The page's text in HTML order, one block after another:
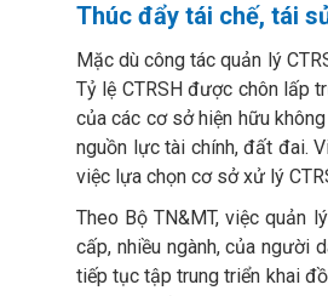
Thúc đẩy tái chế, tái
Mặc dù công tác quản lý
Tỷ lệ CTRSH được chôn lấp
của các cơ sở hiện hữu
nguồn lực tài chính, đất đai.
việc lựa chọn cơ sở xử lý
Theo Bộ TN&MT, việc quản
cấp, nhiều ngành, của người
tiếp tục tập trung triển khai